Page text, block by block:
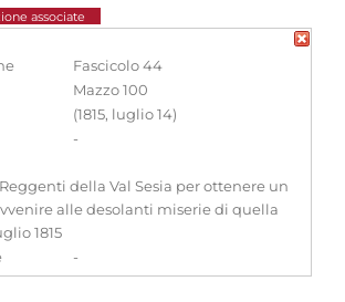
associate
Fascicolo 44
Mazzo 100
(1815, luglio 14)
-
della Val Sesia per ottenere un
alle desolanti miserie di quella
1815
-